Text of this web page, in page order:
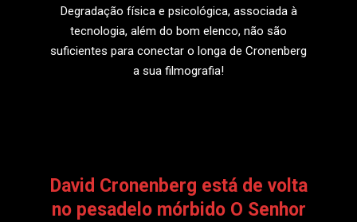
Degradação física e psicológica, associada à
tecnologia, além do bom elenco, não são
suficientes para conectar o longa de Cronenberg
a sua filmografia!
David Cronenberg está de volta
no pesadelo mórbido O Senhor